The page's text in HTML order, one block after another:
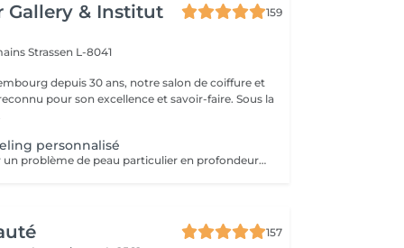
Gallery & Institut 159
Strassen L-8041
depuis 30 ans, notre salon de coiffure et
pour son excellence et savoir-faire. Sous la
personnalisé
Permet de traiter un problème de peau particulier en profondeur par exfoliation, sans traumatisme important pour la peau. Avec quatre produits domicile. Fréquence toutes les deux semaines. Exposition au soleil interdite sans protection pendant la durée du traitement. Tous nos soins et traitements sont mixtes hommes et femmes. Les traitements en cure sont valables six mois. Sur conseil de votre esthéticienne, des combinaisons de soins et de traitements sont possibles, afin d'obtenir un résultat optimal. Attention certain traitements nécessitent des explications préalables ainsi qu'une commande spécifique des coffrets et de soins personnalisés.
157